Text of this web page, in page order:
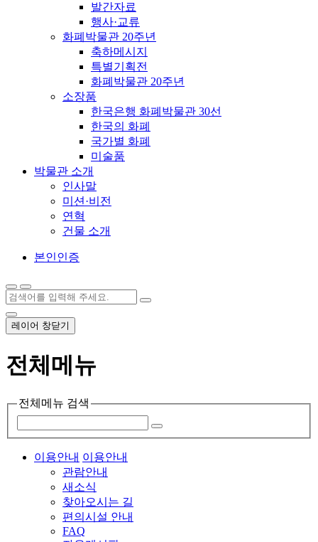
발간자료
행사·교류
화폐박물관 20주년
축하메시지
특별기획전
화폐박물관 20주년
소장품
한국은행 화폐박물관 30선
한국의 화폐
국가별 화폐
미술품
박물관 소개
인사말
미션·비전
연혁
건물 소개
본인인증
레이어 창닫기
전체메뉴
전체메뉴 검색
이용안내 이용안내
관람안내
새소식
찾아오시는 길
편의시설 안내
FAQ